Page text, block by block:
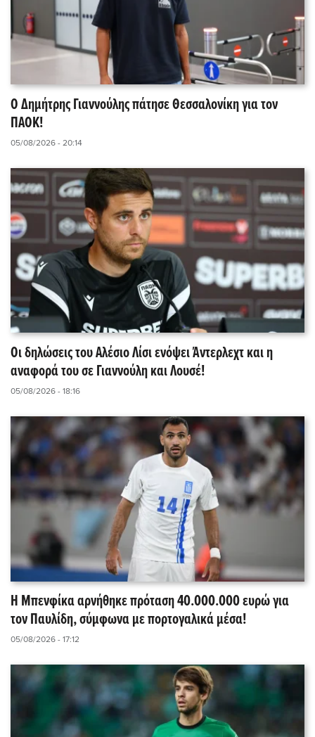
Ο Δημήτρης Γιαννούλης πάτησε Θεσσαλονίκη για τον
ΠΑΟΚ!
05/08/2026 - 20:14
Οι δηλώσεις του Αλέσιο Λίσι ενόψει Άντερλεχτ και η
αναφορά του σε Γιαννούλη και Λουσέ!
05/08/2026 - 18:16
Η Μπενφίκα αρνήθηκε πρόταση 40.000.000 ευρώ για
τον Παυλίδη, σύμφωνα με πορτογαλικά μέσα!
05/08/2026 - 17:12